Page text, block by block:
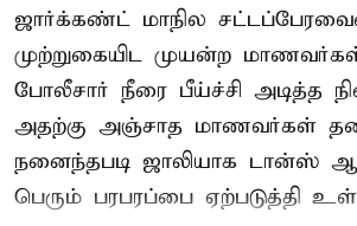
ஜார்க்கண்ட் மாநில
முற்றுகையிட முயன்ற
போலீசார் நீரை பீய்ச்சி அடித்த
அதற்கு அஞ்சாத மாணவர்கள்
நனைந்தபடி ஜாலியாக டான்ஸ்
பெரும் பரபரப்பை ஏற்படுத்தி